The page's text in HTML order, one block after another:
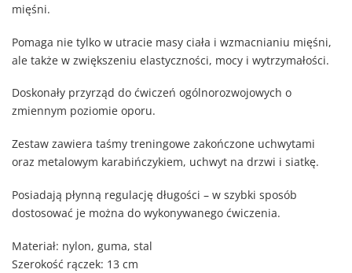
mięśni.
Pomaga nie tylko w utracie masy ciała i wzmacnianiu mięśni,
ale także w zwiększeniu elastyczności, mocy i wytrzymałości.
Doskonały przyrząd do ćwiczeń ogólnorozwojowych o
zmiennym poziomie oporu.
Zestaw zawiera taśmy treningowe zakończone uchwytami
oraz metalowym karabińczykiem, uchwyt na drzwi i siatkę.
Posiadają płynną regulację długości – w szybki sposób
dostosować je można do wykonywanego ćwiczenia.
Materiał: nylon, guma, stal
Szerokość rączek: 13 cm